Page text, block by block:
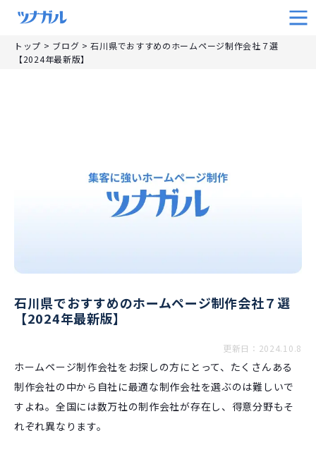
トップ > ブログ >石川県でおすすめのホームページ制作会社７選
【2024年最新版】
石川県でおすすめのホームページ制作会社７選
【2024年最新版】
更新日：2024.10.8
ホームページ制作会社をお探しの方にとって、たくさんある
制作会社の中から自社に最適な制作会社を選ぶのは難しいで
すよね。全国には数万社の制作会社が存在し、得意分野もそ
れぞれ異なります。